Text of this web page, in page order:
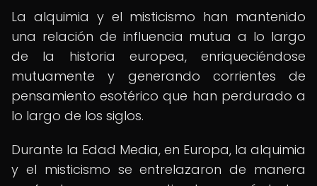
La alquimia y el misticismo han mantenido
una relación de influencia mutua a lo largo
de la historia europea, enriqueciéndose
mutuamente y generando corrientes de
pensamiento esotérico que han perdurado a
lo largo de los siglos.
Durante la Edad Media, en Europa, la alquimia
y el misticismo se entrelazaron de manera